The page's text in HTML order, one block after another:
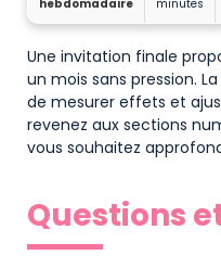
hebdomadaire
minutes
Une invitation finale
un mois sans pression.
de mesurer effets et
revenez aux sections
vous souhaitez
Questions